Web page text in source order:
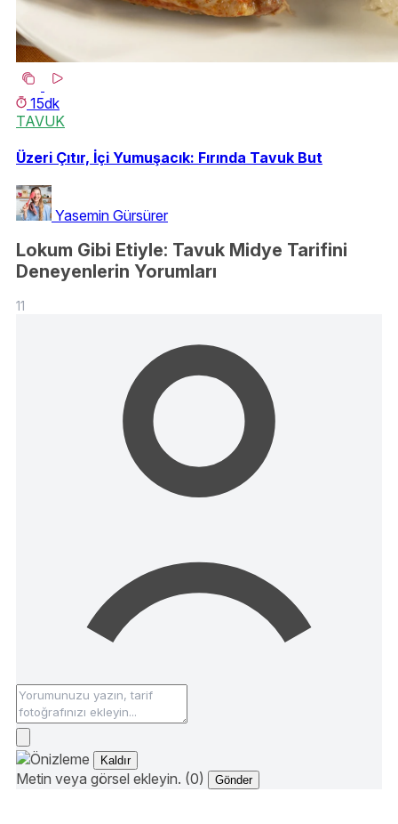
15dk
TAVUK
Üzeri Çıtır, İçi Yumuşacık: Fırında Tavuk But
Yasemin Gürsürer
Lokum Gibi Etiyle: Tavuk Midye Tarifini
Deneyenlerin Yorumları
11
Kaldır
Metin veya görsel ekleyin. (0) Gönder